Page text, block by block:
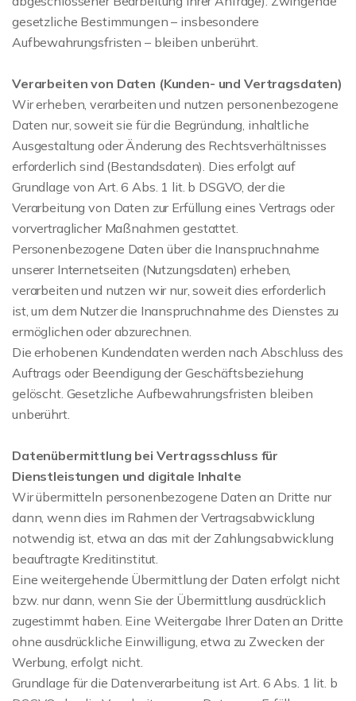
gesetzliche Bestimmungen – insbesondere
Aufbewahrungsfristen – bleiben unberührt.
Verarbeiten von Daten (Kunden- und Vertragsdaten)
Wir erheben, verarbeiten und nutzen personenbezogene
Daten nur, soweit sie für die Begründung, inhaltliche
Ausgestaltung oder Änderung des Rechtsverhältnisses
erforderlich sind (Bestandsdaten). Dies erfolgt auf
Grundlage von Art. 6 Abs. 1 lit. b DSGVO, der die
Verarbeitung von Daten zur Erfüllung eines Vertrags oder
vorvertraglicher Maßnahmen gestattet.
Personenbezogene Daten über die Inanspruchnahme
unserer Internetseiten (Nutzungsdaten) erheben,
verarbeiten und nutzen wir nur, soweit dies erforderlich
ist, um dem Nutzer die Inanspruchnahme des Dienstes zu
ermöglichen oder abzurechnen.
Die erhobenen Kundendaten werden nach Abschluss des
Auftrags oder Beendigung der Geschäftsbeziehung
gelöscht. Gesetzliche Aufbewahrungsfristen bleiben
unberührt.
Datenübermittlung bei Vertragsschluss für
Dienstleistungen und digitale Inhalte
Wir übermitteln personenbezogene Daten an Dritte nur
dann, wenn dies im Rahmen der Vertragsabwicklung
notwendig ist, etwa an das mit der Zahlungsabwicklung
beauftragte Kreditinstitut.
Eine weitergehende Übermittlung der Daten erfolgt nicht
bzw. nur dann, wenn Sie der Übermittlung ausdrücklich
zugestimmt haben. Eine Weitergabe Ihrer Daten an Dritte
ohne ausdrückliche Einwilligung, etwa zu Zwecken der
Werbung, erfolgt nicht.
Grundlage für die Datenverarbeitung ist Art. 6 Abs. 1 lit. b